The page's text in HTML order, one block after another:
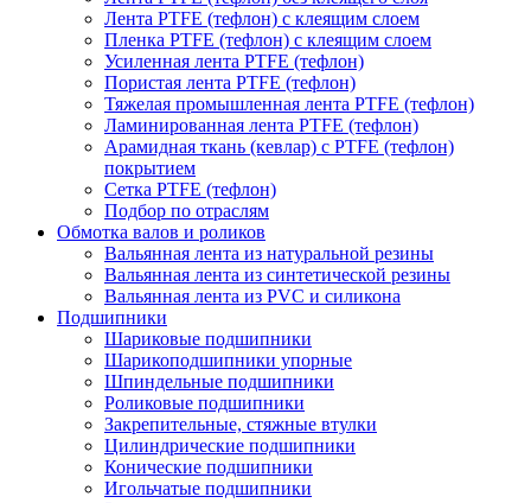
Лента PTFE (тефлон) с клеящим слоем
Пленка PTFE (тефлон) с клеящим слоем
Усиленная лента PTFE (тефлон)
Пористая лента PTFE (тефлон)
Тяжелая промышленная лента PTFE (тефлон)
Ламинированная лента PTFE (тефлон)
Арамидная ткань (кевлар) с PTFE (тефлон)
покрытием
Сетка PTFE (тефлон)
Подбор по отраслям
Обмотка валов и роликов
Вальянная лента из натуральной резины
Вальянная лента из синтетической резины
Вальянная лента из PVC и силикона
Подшипники
Шариковые подшипники
Шарикоподшипники упорные
Шпиндельные подшипники
Роликовые подшипники
Закрепительные, стяжные втулки
Цилиндрические подшипники
Конические подшипники
Игольчатые подшипники